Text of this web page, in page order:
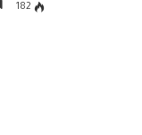
182